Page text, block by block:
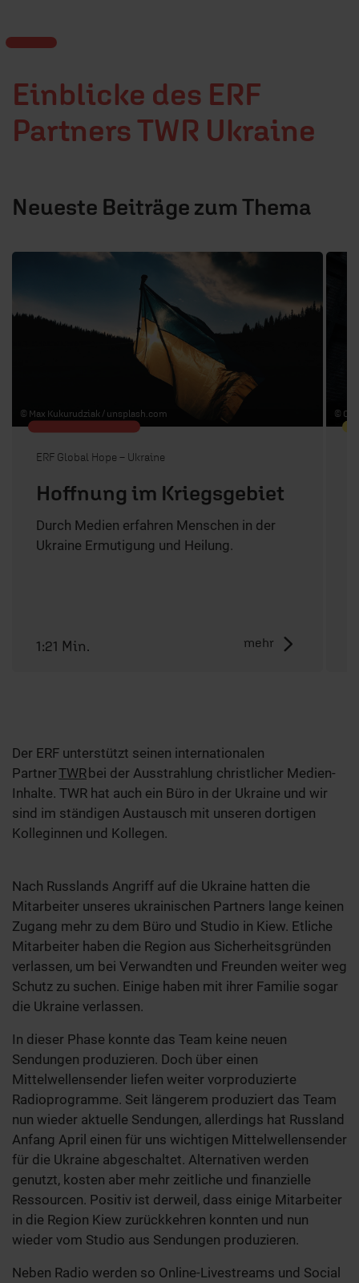
Einblicke des ERF
Partners TWR Ukraine
Neueste Beiträge zum Thema
© Max Kukurudziak / unsplash.com
ERF Global Hope – Ukraine
Hoffnung im Kriegsgebiet
Durch Medien erfahren Menschen in der
Ukraine Ermutigung und Heilung.
mehr
1:21 Min.
©
Der ERF unterstützt seinen internationalen
PartnerTWRbei der Ausstrahlung christlicher Medien-
Inhalte. TWR hat auch ein Büro in der Ukraine und wir
sind im ständigen Austausch mit unseren dortigen
Kolleginnen und Kollegen.
Nach Russlands Angriff auf die Ukraine hatten die
Mitarbeiter unseres ukrainischen Partners lange keinen
Zugang mehr zu dem Büro und Studio in Kiew. Etliche
Mitarbeiter haben die Region aus Sicherheitsgründen
verlassen, um bei Verwandten und Freunden weiter weg
Schutz zu suchen. Einige haben mit ihrer Familie sogar
die Ukraine verlassen.
In dieser Phase konnte das Team keine neuen
Sendungen produzieren. Doch über einen
Mittelwellensender liefen weiter vorproduzierte
Radioprogramme. Seit längerem produziert das Team
nun wieder aktuelle Sendungen, allerdings hat Russland
Anfang April einen für uns wichtigen Mittelwellensender
für die Ukraine abgeschaltet. Alternativen werden
genutzt, kosten aber mehr zeitliche und finanzielle
Ressourcen. Positiv ist derweil, dass einige Mitarbeiter
in die Region Kiew zurückkehren konnten und nun
wieder vom Studio aus Sendungen produzieren.
Neben Radio werden so Online-Livestreams und Social